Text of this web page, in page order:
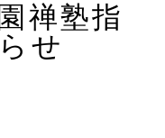
禅塾指
せ